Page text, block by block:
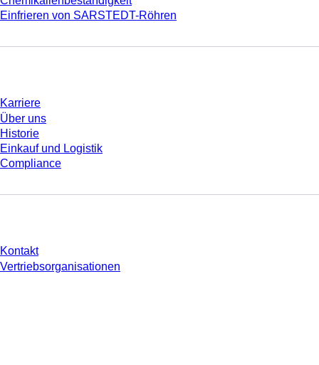
Einfrieren von SARSTEDT-Röhren
Karriere
Über uns
Historie
Einkauf und Logistik
Compliance
Kontakt
Vertriebsorganisationen